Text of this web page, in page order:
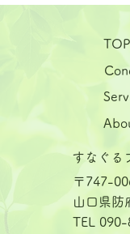
いため
える影
TOP
すなぐ
〒747-
山口県防
TEL